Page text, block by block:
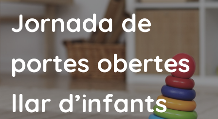
Jornada de
portes obertes
llar d’infants